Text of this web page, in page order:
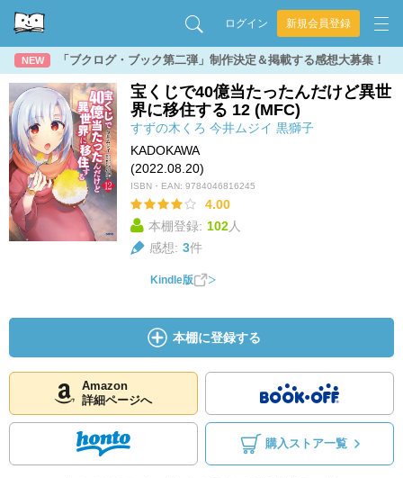
ログイン 新規会員登録
NEW 「ブクログ・ブック第二弾」制作決定＆掲載する感想大募集！
宝くじで40億当たったんだけど異世
界に移住する 12 (MFC)
すずの木くろ 今井ムジイ 黒獅子
KADOKAWA
(2022.08.20)
ISBN・EAN: 9784046816245
4.00
本棚登録: 102人
感想: 3件
Kindle版
本棚に登録する
Amazon
詳細ページへ
購入ストア一覧